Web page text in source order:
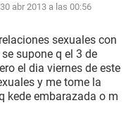
30 abr 2013 a las 00:56
sexuales con
supone q el 3 de
el dia viernes de este
y me tome la
kede embarazada o m